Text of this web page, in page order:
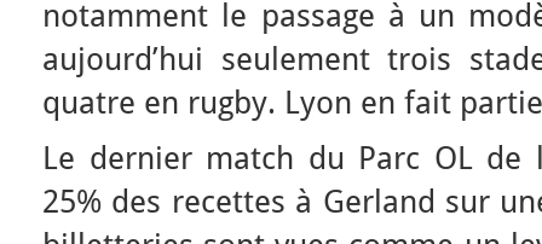
notamment le passage à un
aujourd’hui seulement trois
quatre en rugby. Lyon en fait
Le dernier match du Parc OL de
25% des recettes à Gerland sur